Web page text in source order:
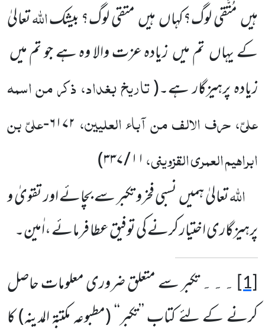
ہیںمُتَّقی لوگ؟کہاںہیںمتقی لوگ؟ بیشکاللہتعالیٰ
کے یہاںتم میںزیادہ عزت والا وہ ہے جو تم میں
زیادہ پرہیزگار ہے۔(تاریخ بغداد، ذکر من اسمہ
علیّ، حرف الالف من آباء العلیین، ۶۱۷۲-علیّ بن
ابراہیم العمری القزوینی،۱۱/۳۳۷)
اللہتعالیٰ ہمیںنسبی فخرو تکبر سے بچائے اور تقویٰ و
پرہیزگاری اختیار کرنے کی توفیق عطا فرمائے ،اٰمین۔
[1] ۔۔۔ تکبر سے متعلق ضروری معلومات حاصل
کرنے کے لئے کتاب ’’تکبر‘‘(مطبوعہ مکتبۃ المدینہ)کا